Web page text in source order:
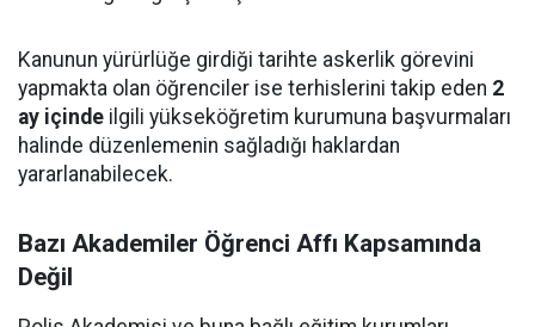
Kanunun yürürlüğe girdiği tarihte askerlik görevini
yapmakta olan öğrenciler ise terhislerini takip eden 2
ay içinde ilgili yükseköğretim kurumuna başvurmaları
halinde düzenlemenin sağladığı haklardan
yararlanabilecek.
Bazı Akademiler Öğrenci Affı Kapsamında
Değil